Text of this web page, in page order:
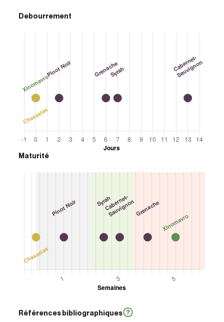
Debourrement
Maturité
Références bibliographiques